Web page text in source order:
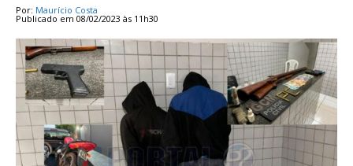
Por: Maurício Costa
Publicado em 08/02/2023 às 11h30